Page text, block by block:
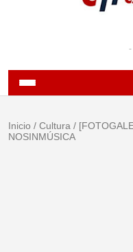
Inicio / Cultura /
NOSINMÚSICA